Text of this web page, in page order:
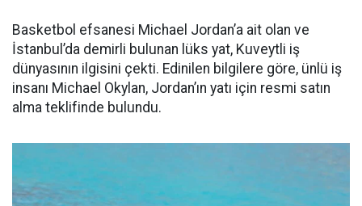
Basketbol efsanesi Michael Jordan’a ait olan ve
İstanbul’da demirli bulunan lüks yat, Kuveytli iş
dünyasının ilgisini çekti. Edinilen bilgilere göre, ünlü iş
insanı Michael Okylan, Jordan’ın yatı için resmi satın
alma teklifinde bulundu.